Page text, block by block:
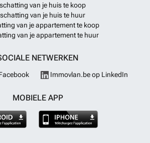
van je huis te koop
van je huis te huur
van je appartement te koop
van je appartement te huur
NETWERKEN
Immovlan.be op LinkedIn
MOBIELE APP